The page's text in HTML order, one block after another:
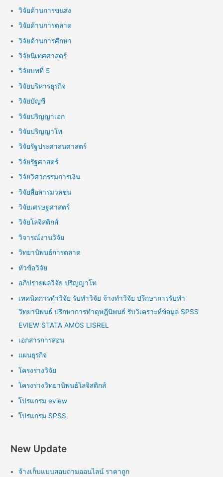
วิจัยด้านการขนส่ง
วิจัยด้านการตลาด
วิจัยด้านการศึกษา
วิจัยนิเทศศาสตร์
วิจัยบทที่ 5
วิจัยบริหารธุรกิจ
วิจัยบัญชี
วิจัยปริญญาเอก
วิจัยปริญญาโท
วิจัยรัฐประศาสนศาสตร์
วิจัยรัฐศาสตร์
วิจัยวิศวกรรมการเงิน
วิจัยสื่อสารมวลชน
วิจัยเศรษฐศาสตร์
วิจัยโลจิสติกส์
วิจารณ์งานวิจัย
วิทยานิพนธ์การตลาด
หัวข้อวิจัย
อภิปรายผลวิจัย ปริญญาโท
เทคนิคการทำวิจัย รับทำวิจัย จ้างทำวิจัย ปรึกษาการรับทำ
วิทยานิพนธ์ ปรึกษาการทำดุษฎีนิพนธ์ รับวิเคราะห์ข้อมูล SPSS
EVIEW STATA AMOS LISREL
เอกสารการสอน
แผนธุรกิจ
โครงร่างวิจัย
โครงร่างวิทยานิพนธ์โลจิสติกส์
โปรแกรม eview
โปรแกรม SPSS
New Update
จ้างเก็บแบบสอบถามออนไลน์ ราคาถูก